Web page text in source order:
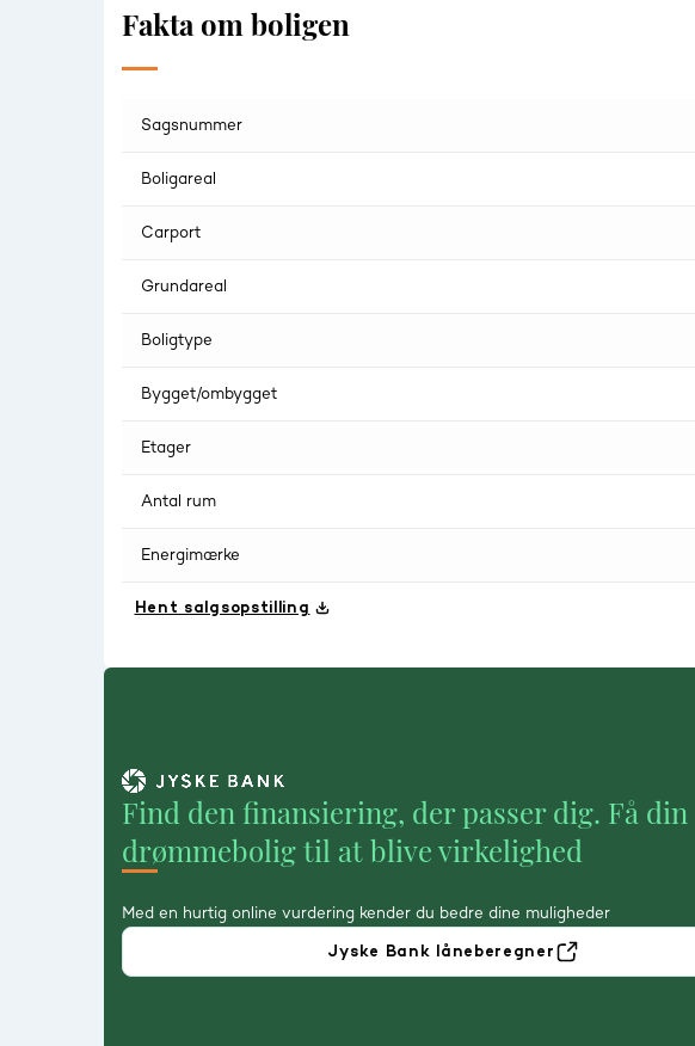
Fakta om boligen
Sagsnummer
Boligareal
Carport
Grundareal
Boligtype
Bygget/ombygget
Etager
Antal rum
Energimærke
Hent salgsopstilling
Find den finansiering, der passer dig. Få din
drømmebolig til at blive virkelighed
Med en hurtig online vurdering kender du bedre dine muligheder
Jyske Bank låneberegner